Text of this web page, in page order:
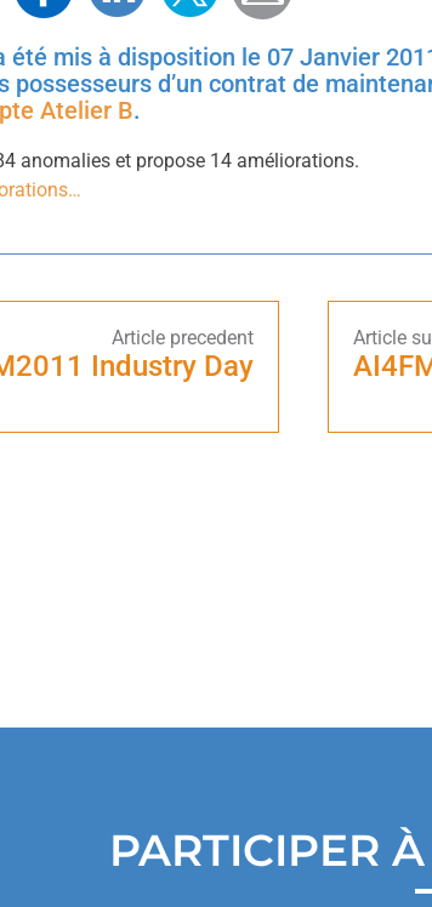
été mis à disposition le 07 Janvier
possesseurs d’un contrat de
Atelier B.
anomalies et propose 14 améliorations.
Industry Day
PARTICIPER